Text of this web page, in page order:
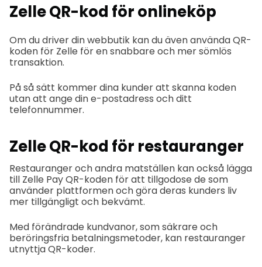
Zelle QR-kod för onlineköp
Om du driver din webbutik kan du även använda QR-
koden för Zelle för en snabbare och mer sömlös
transaktion.
På så sätt kommer dina kunder att skanna koden
utan att ange din e-postadress och ditt
telefonnummer.
Zelle QR-kod för restauranger
Restauranger och andra matställen kan också lägga
till Zelle Pay QR-koden för att tillgodose de som
använder plattformen och göra deras kunders liv
mer tillgängligt och bekvämt.
Med förändrade kundvanor, som säkrare och
beröringsfria betalningsmetoder, kan restauranger
utnyttja QR-koder.